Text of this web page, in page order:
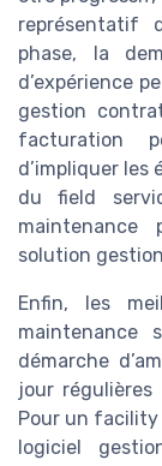
représentatif
phase, la
d’expérience
gestion
facturation
d’impliquer les
du field
maintenance
solution
Enfin, les
maintenance
démarche
jour
Pour un facility
logiciel